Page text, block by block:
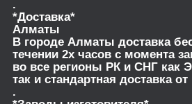
.
*Доставка*
Алматы
В городе Алматы доставка
течении 2х часов с момента
во все регионы РК и СНГ как
так и стандартная доставка
.